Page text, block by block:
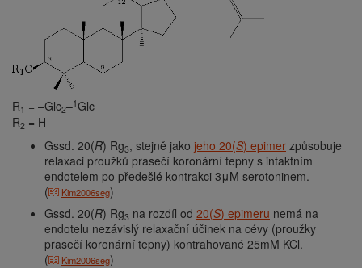
R1 = –Glc2–1Glc
R2 = H
Gssd. 20(R) Rg3, stejně jako jeho 20(S) epimer způsobuje
relaxaci proužků prasečí koronární tepny s intaktním
endotelem po předešlé kontrakci 3μM serotoninem.
(
Kim2006seg)
Gssd. 20(R) Rg3 na rozdíl od 20(S) epimeru nemá na
endotelu nezávislý relaxační účinek na cévy (proužky
prasečí koronární tepny) kontrahované 25mM KCl.
(
Kim2006seg)